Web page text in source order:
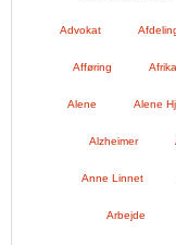
Advokat
Afføring Afrika
Alene Alene
Alzheimer
Anne Linnet
Arbejde